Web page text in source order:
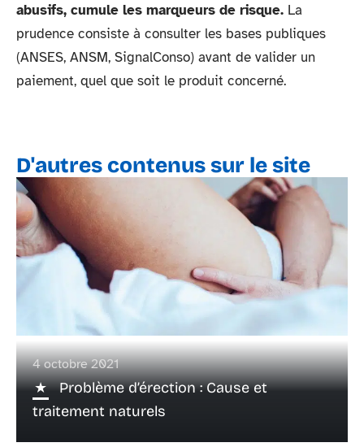
abusifs, cumule les marqueurs de risque. La
prudence consiste à consulter les bases publiques
(ANSES, ANSM, SignalConso) avant de valider un
paiement, quel que soit le produit concerné.
D'autres contenus sur le site
4 octobre 2021
Problème d’érection : Cause et
traitement naturels